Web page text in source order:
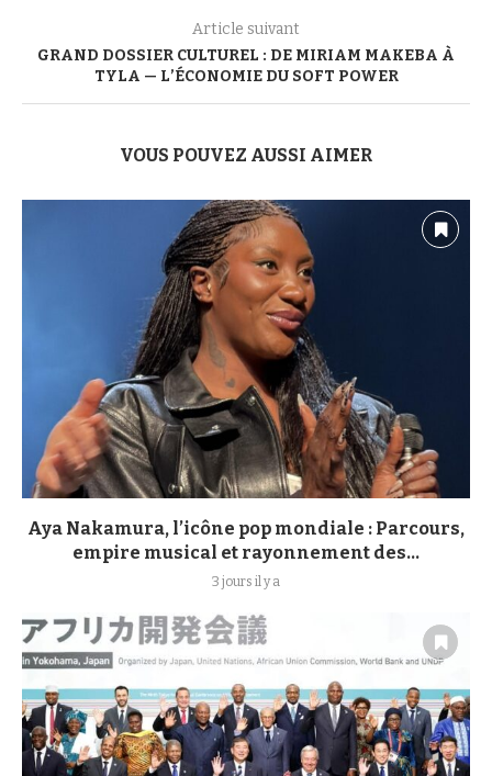
Article suivant
GRAND DOSSIER CULTUREL : DE MIRIAM MAKEBA À
TYLA — L’ÉCONOMIE DU SOFT POWER
VOUS POUVEZ AUSSI AIMER
Aya Nakamura, l’icône pop mondiale : Parcours,
empire musical et rayonnement des...
3 jours il y a